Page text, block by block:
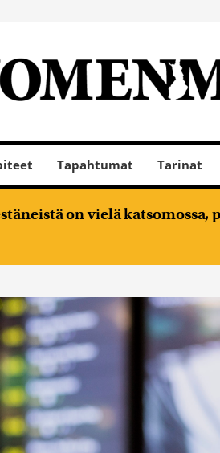
Tapahtumat Tarinat
on vielä